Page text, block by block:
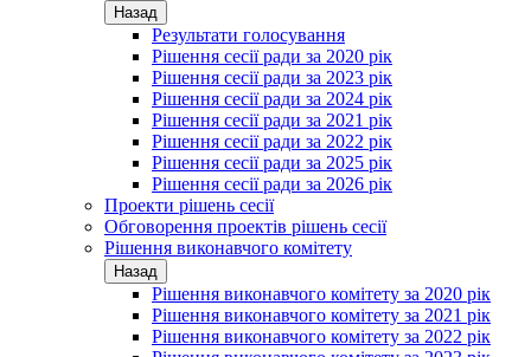
Назад
Результати голосування
Рішення сесії ради за 2020 рік
Рішення сесії ради за 2023 рік
Рішення сесії ради за 2024 рік
Рішення сесії ради за 2021 рік
Рішення сесії ради за 2022 рік
Рішення сесії ради за 2025 рік
Рішення сесії ради за 2026 рік
Проекти рішень сесії
Обговорення проектів рішень сесії
Рішення виконавчого комітету
Назад
Рішення виконавчого комітету за 2020 рік
Рішення виконавчого комітету за 2021 рік
Рішення виконавчого комітету за 2022 рік